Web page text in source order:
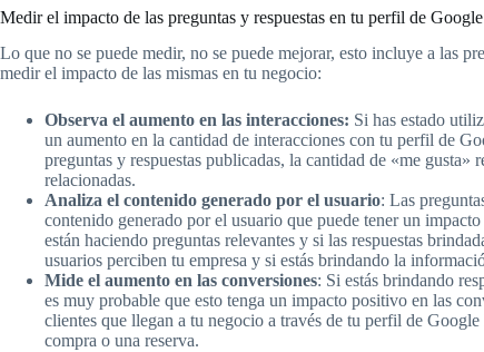
Medir el impacto de las preguntas y respuestas en tu perfil de
Lo que no se puede medir, no se puede mejorar, esto incluye a las
medir el impacto de las mismas en tu negocio:
Observa el aumento en las interacciones: Si has estado
un aumento en la cantidad de interacciones con tu perfil de
preguntas y respuestas publicadas, la cantidad de «me
relacionadas.
Analiza el contenido generado por el usuario: Las
contenido generado por el usuario que puede tener un
están haciendo preguntas relevantes y si las respuestas
usuarios perciben tu empresa y si estás brindando la
Mide el aumento en las conversiones: Si estás brindando
es muy probable que esto tenga un impacto positivo en las
clientes que llegan a tu negocio a través de tu perfil de
compra o una reserva.